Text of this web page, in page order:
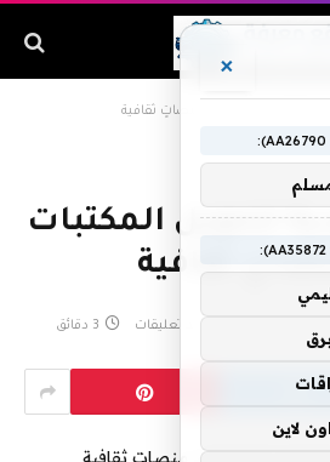
المكتبات العامة إلى منصاتٍ ثقافية
لتحويل المكتبات
ثقافية
لا توجد تعليقات 3 دقائق
×
لاين